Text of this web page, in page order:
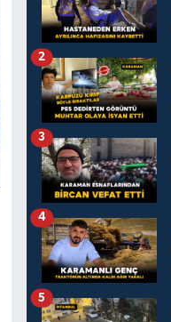
2
3
4
5